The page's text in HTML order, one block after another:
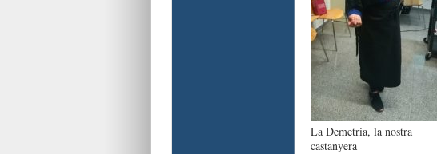
La Demetria, la nostra
castanyera